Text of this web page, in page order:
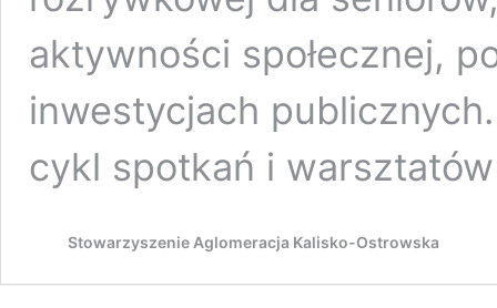
aktywności społecznej,
inwestycjach
cykl spotkań i
Stowarzyszenie Aglomeracja Kalisko-Ostrowska